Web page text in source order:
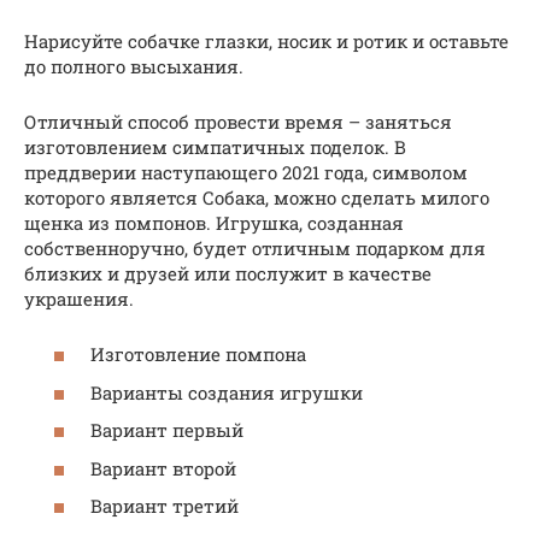
Нарисуйте собачке глазки, носик и ротик и оставьте
до полного высыхания.
Отличный способ провести время – заняться
изготовлением симпатичных поделок. В
преддверии наступающего 2021 года, символом
которого является Собака, можно сделать милого
щенка из помпонов. Игрушка, созданная
собственноручно, будет отличным подарком для
близких и друзей или послужит в качестве
украшения.
Изготовление помпона
Варианты создания игрушки
Вариант первый
Вариант второй
Вариант третий